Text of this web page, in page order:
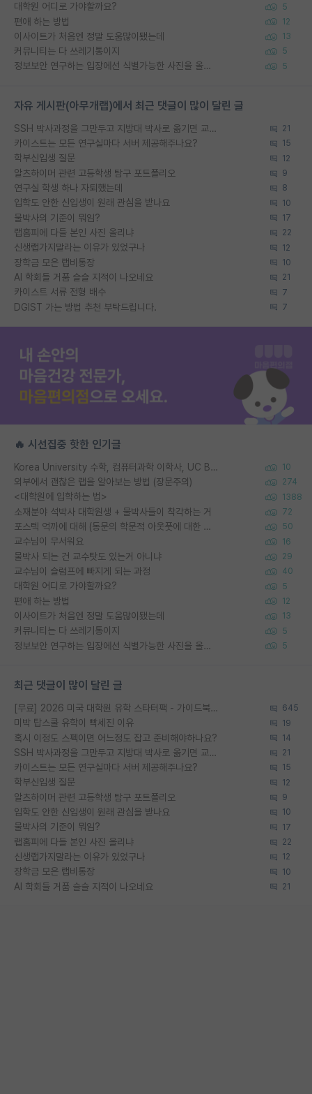
대학원 어디로 가야할까요? 5
편애 하는 방법 12
이사이트가 처음엔 정말 도움많이됐는데 13
커뮤니티는 다 쓰레기통이지 5
정보보안 연구하는 입장에선 식별가능한 사진을 올리는건 비추이긴함 5
자유 게시판(아무개랩)에서 최근 댓글이 많이 달린 글
SSH 박사과정을 그만두고 지방대 박사로 옮기면 교수의 꿈은 끝일까요? 21
카이스트는 모든 연구실마다 서버 제공해주나요? 15
학부신입생 질문 12
알츠하이머 관련 고등학생 탐구 포트폴리오 9
연구실 학생 하나 자퇴했는데 8
입학도 안한 신입생이 원래 관심을 받나요 10
물박사의 기준이 뭐임? 17
랩홈피에 다들 본인 사진 올리냐 22
신생랩가지말라는 이유가 있었구나 12
장학금 모은 랩비통장 10
AI 학회들 거품 슬슬 지적이 나오네요 21
카이스트 서류 전형 배수 7
DGIST 가는 방법 추천 부탁드립니다. 7
🔥 시선집중 핫한 인기글
Korea University 수학, 컴퓨터과학 이학사, UC Berkeley 산업공학 대학원 공학박사가 되는 것은 쉽지 않겠죠? 10
외부에서 괜찮은 랩을 알아보는 방법 (장문주의) 274
<대학원에 입학하는 법> 1388
소재분야 석박사 대학원생 + 물박사들이 착각하는 거 72
포스텍 억까에 대해 (동문의 학문적 아웃풋에 대한 반박) 50
교수님이 무서워요 16
물박사 되는 건 교수탓도 있는거 아니냐 29
교수님이 슬럼프에 빠지게 되는 과정 40
대학원 어디로 가야할까요? 5
편애 하는 방법 12
이사이트가 처음엔 정말 도움많이됐는데 13
커뮤니티는 다 쓰레기통이지 5
정보보안 연구하는 입장에선 식별가능한 사진을 올리는건 비추이긴함 5
최근 댓글이 많이 달린 글
[무료] 2026 미국 대학원 유학 스타터팩 - 가이드북 & 합격자 컨택메일 템플릿 645
미박 탑스쿨 유학이 빡세진 이유 19
혹시 이정도 스펙이면 어느정도 잡고 준비해야하나요? 14
SSH 박사과정을 그만두고 지방대 박사로 옮기면 교수의 꿈은 끝일까요? 21
카이스트는 모든 연구실마다 서버 제공해주나요? 15
학부신입생 질문 12
알츠하이머 관련 고등학생 탐구 포트폴리오 9
입학도 안한 신입생이 원래 관심을 받나요 10
물박사의 기준이 뭐임? 17
랩홈피에 다들 본인 사진 올리냐 22
신생랩가지말라는 이유가 있었구나 12
장학금 모은 랩비통장 10
AI 학회들 거품 슬슬 지적이 나오네요 21